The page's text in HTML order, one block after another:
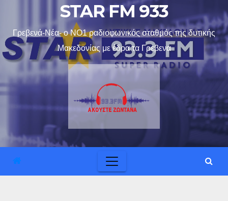
STAR FM 933
Γρεβενά-Νέα- ο ΝΟ1 ραδιοφωνικός σταθμός της δυτικής
Μακεδονίας με έδρα τα Γρεβενα